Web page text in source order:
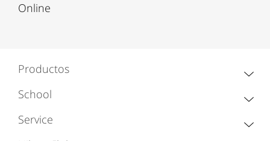
Online
Productos
School
Service